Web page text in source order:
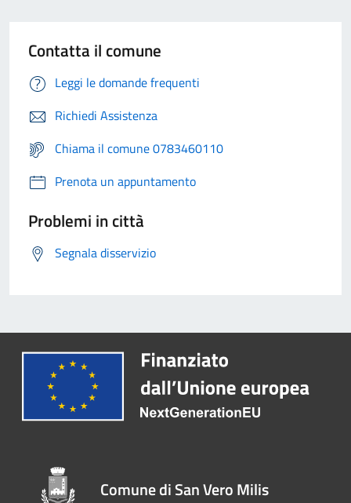
Contatta il comune
Leggi le domande frequenti
Richiedi Assistenza
Chiama il comune 0783460110
Prenota un appuntamento
Problemi in città
Segnala disservizio
Comune di San Vero Milis